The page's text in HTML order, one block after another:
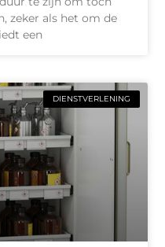
zeker als het om de
een
DIENSTVERLENING